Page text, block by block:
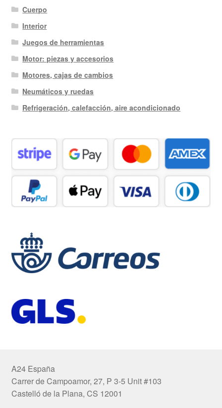
Cuerpo
Interior
Juegos de herramientas
Motor: piezas y accesorios
Motores, cajas de cambios
Neumáticos y ruedas
Refrigeración, calefacción, aire acondicionado
A24 España
Carrer de Campoamor, 27, P 3-5 Unit #103
Castelló de la Plana, CS 12001